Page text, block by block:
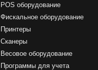
POS оборудование
Фискальное оборудование
Принтеры
Сканеры
Весовое оборудование
Программы для учета